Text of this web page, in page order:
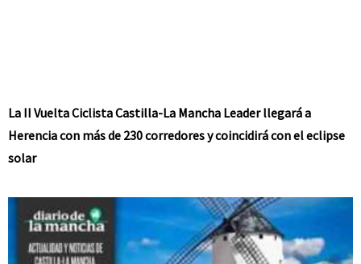
La II Vuelta Ciclista Castilla-La Mancha Leader llegará a
Herencia con más de 230 corredores y coincidirá con el eclipse
solar